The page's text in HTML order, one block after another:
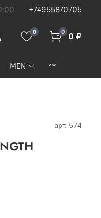
+74955870705
0 0 0 ₽
MEN
арт. 574